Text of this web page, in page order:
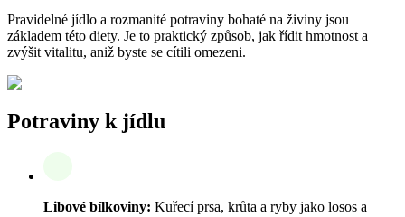
Pravidelné jídlo a rozmanité potraviny bohaté na živiny jsou
základem této diety. Je to praktický způsob, jak řídit hmotnost a
zvýšit vitalitu, aniž byste se cítili omezeni.
Potraviny k jídlu
Libové bílkoviny: Kuřecí prsa, krůta a ryby jako losos a